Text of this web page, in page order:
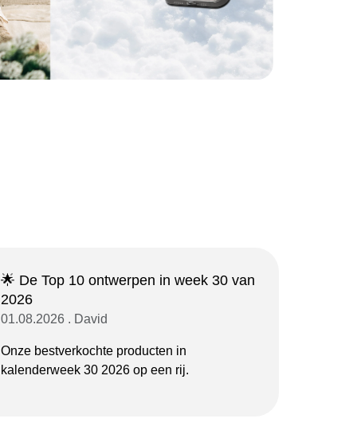
🌟 De Top 10 ontwerpen in week 30 van
2026
01.08.2026 . David
Onze bestverkochte producten in
kalenderweek 30 2026 op een rij.